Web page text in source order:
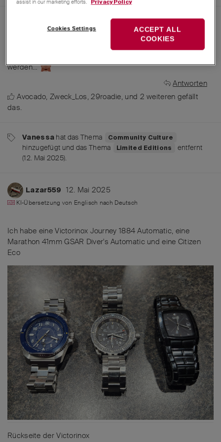
Es gab nur neulich den Hinweis, dass wir uns in der
werden…
Antworten
Avocado,Zweck_Los,29roadie, und 2 weiteren gefällt
das.
Vanessa hat das Thema Community Culture
hinzugefügt und das Thema Limited Editions
entfernt
(12. Mai 2025).
Lazar559 12. Mai 2025
KI-Übersetzung von Englisch nach Deutsch
Ich habe eine Victorinox Journey 1884 Automatic, eine
Marathon 41mm GSAR Diver's Automatic und eine Citizen
Eco
Rückseite der Victorinox
assist in our marketing efforts.
Privacy Policy
Cookies Settings
ACCEPT ALL
COOKIES